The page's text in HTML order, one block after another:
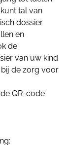
tal van
dossier
en
de
van uw kind
bij de zorg voor
QR-code